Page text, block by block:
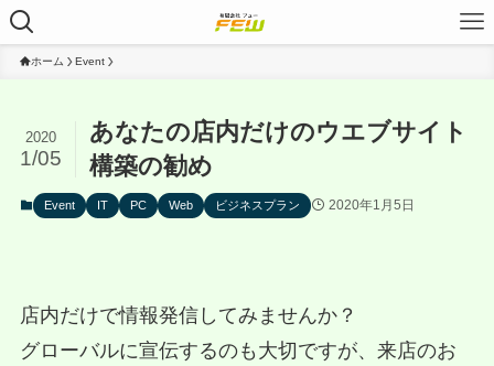
ホーム Event
あなたの店内だけのウエブサイト
構築の勧め
2020
1/05
Event IT PC Web ビジネスプラン 2020年1月5日
店内だけで情報発信してみませんか？
グローバルに宣伝するのも大切ですが、来店のお